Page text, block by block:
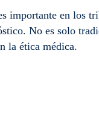
importante en los
No es solo
la ética médica.